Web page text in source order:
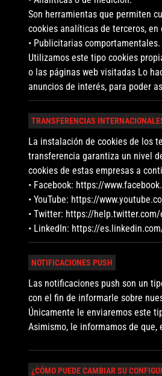
Son herramientas que permiten
cookies analíticas de terceros,
• Publicitarias comportamentales.
Utilizamos este tipo cookies
o las páginas web visitadas Lo
anuncios de interés, para poder
TRANSFERENCIAS
La instalación de cookies de los
transferencia garantiza un nivel
cookies de estas empresas a
• Facebook: https://
• YouTube: https://
• Twitter: https://
• LinkedIn: https://
NOTIFICACIONES PUSH
Las notificaciones push son un
con el fin de informarle sobre
Únicamente le enviaremos este
Asimismo, le informamos de
¿CÓMO PUEDE CAMBIAR SU